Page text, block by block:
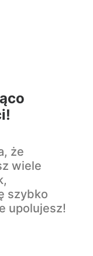
że
wiele
szybko
upolujesz!